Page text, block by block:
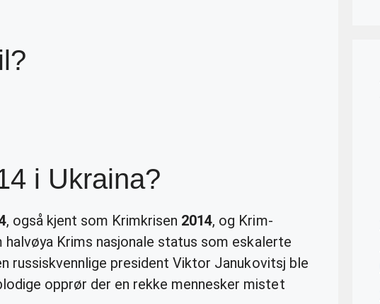
i Ukraina?
, også kjent som Krimkrisen 2014, og Krim-
Krims nasjonale status som eskalerte
russiskvennlige president Viktor Janukovitsj ble
opprør der en rekke mennesker mistet